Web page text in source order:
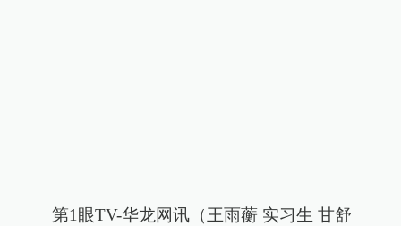
第1眼TV-华龙网讯（王雨蘅 实习生 甘舒